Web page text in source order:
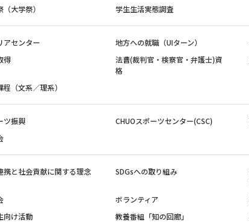
（大学祭）
学生生活実態調査
アセンター 地方への就職（UIターン）
得
法曹(裁判官・検察官・弁護士)資
格
程（文系／理系）
ツ振興 CHUOスポーツセンター(CSC)
携と社会貢献に関する理念 SDGsへの取り組み
ボランティア
向け活動
教養番組「知の回廊」